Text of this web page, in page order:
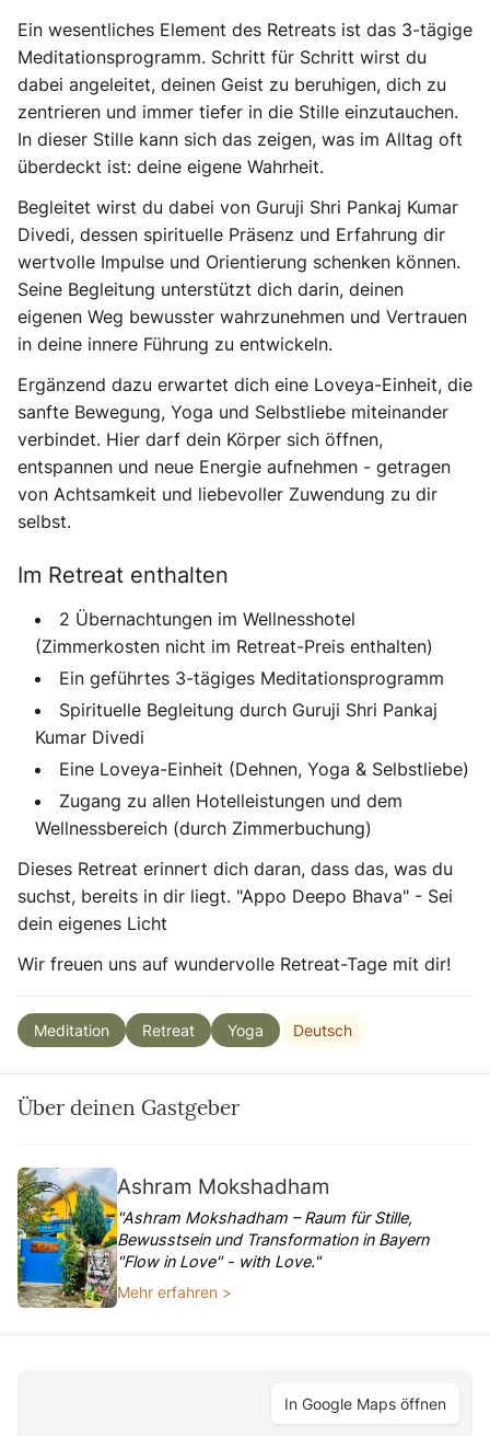
Ein wesentliches Element des Retreats ist das 3-tägige
Meditationsprogramm. Schritt für Schritt wirst du
dabei angeleitet, deinen Geist zu beruhigen, dich zu
zentrieren und immer tiefer in die Stille einzutauchen.
In dieser Stille kann sich das zeigen, was im Alltag oft
überdeckt ist: deine eigene Wahrheit.
Begleitet wirst du dabei von Guruji Shri Pankaj Kumar
Divedi, dessen spirituelle Präsenz und Erfahrung dir
wertvolle Impulse und Orientierung schenken können.
Seine Begleitung unterstützt dich darin, deinen
eigenen Weg bewusster wahrzunehmen und Vertrauen
in deine innere Führung zu entwickeln.
Ergänzend dazu erwartet dich eine Loveya-Einheit, die
sanfte Bewegung, Yoga und Selbstliebe miteinander
verbindet. Hier darf dein Körper sich öffnen,
entspannen und neue Energie aufnehmen - getragen
von Achtsamkeit und liebevoller Zuwendung zu dir
selbst.
Im Retreat enthalten
2 Übernachtungen im Wellnesshotel
(Zimmerkosten nicht im Retreat-Preis enthalten)
Ein geführtes 3-tägiges Meditationsprogramm
Spirituelle Begleitung durch Guruji Shri Pankaj
Kumar Divedi
Eine Loveya-Einheit (Dehnen, Yoga & Selbstliebe)
Zugang zu allen Hotelleistungen und dem
Wellnessbereich (durch Zimmerbuchung)
Dieses Retreat erinnert dich daran, dass das, was du
suchst, bereits in dir liegt. "Appo Deepo Bhava" - Sei
dein eigenes Licht
Wir freuen uns auf wundervolle Retreat-Tage mit dir!
Meditation Retreat Yoga Deutsch
Über deinen Gastgeber
Ashram Mokshadham
"Ashram Mokshadham – Raum für Stille,
Bewusstsein und Transformation in Bayern
"Flow in Love" - with Love."
Mehr erfahren >
In Google Maps öffnen